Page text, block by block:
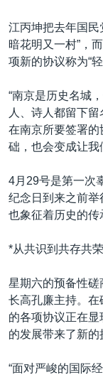
江丙坤把去年国民
暗花明又一村”，
项新的协议称为“
“南京是历史名城
人、诗人都留下
在南京所要签署
础，也会变成让我
4月29号是第一次
纪念日到来之前举
也象征着历史的传
*从共识到共存共
星期六的预备性
长高孔廉主持。
的各项协议正在
的发展带来了新的
“面对严峻的国际